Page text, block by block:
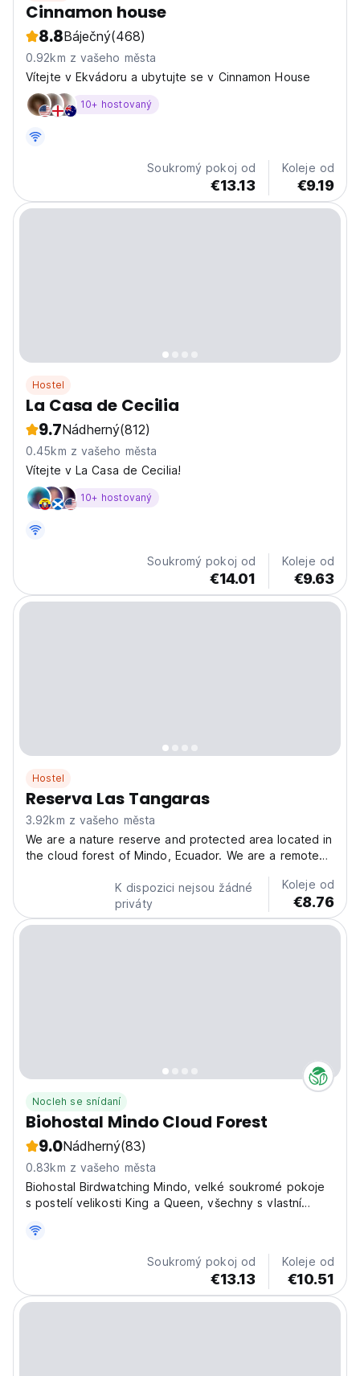
Cinnamon house
8.8Báječný(468)
0.92km z vašeho města
Vítejte v Ekvádoru a ubytujte se v Cinnamon House
10+ hostovaný
Soukromý pokoj od
€13.13
Koleje od
€9.19
Hostel
La Casa de Cecilia
9.7Nádherný(812)
0.45km z vašeho města
Vítejte v La Casa de Cecilia!
10+ hostovaný
Soukromý pokoj od
€14.01
Koleje od
€9.63
Hostel
Reserva Las Tangaras
3.92km z vašeho města
We are a nature reserve and protected area located in
the cloud forest of Mindo, Ecuador. We are a remote
both secondary and primary forest with access to the
National Forest. There are swimming areas...
K dispozici nejsou žádné
priváty
Koleje od
€8.76
Nocleh se snídaní
Biohostal Mindo Cloud Forest
9.0Nádherný(83)
0.83km z vašeho města
Biohostal Birdwatching Mindo, velké soukromé pokoje
s postelí velikosti King a Queen, všechny s vlastní
Central Park of Mindo. blízko všeho. Pomůžeme vám
zorganizovat vaše aktivity a také pozorování
Soukromý pokoj od
€13.13
Koleje od
€10.51